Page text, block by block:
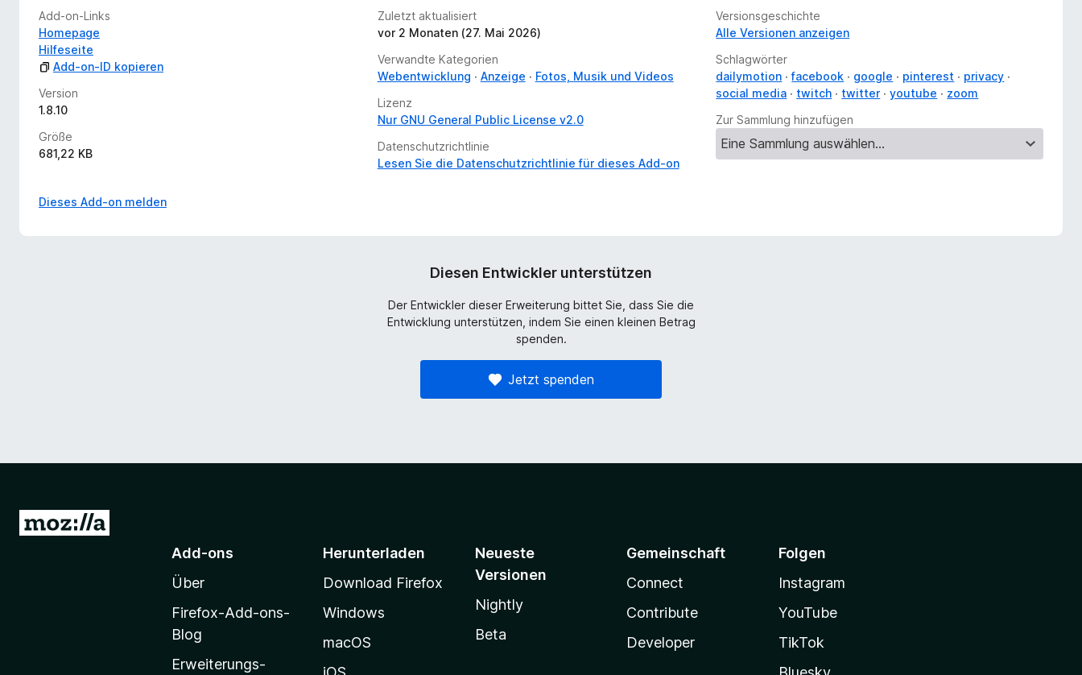
Add-on-Links
Homepage
Hilfeseite
Add-on-ID kopieren
Version
1.8.10
Größe
681,22 KB
Zuletzt aktualisiert
vor 2 Monaten (27. Mai 2026)
Verwandte Kategorien
Webentwicklung
Anzeige
Fotos, Musik und Videos
Lizenz
Nur GNU General Public License v2.0
Datenschutzrichtlinie
Lesen Sie die Datenschutzrichtlinie für dieses Add-on
Versionsgeschichte
Alle Versionen anzeigen
Schlagwörter
dailymotion
facebook google pinterest
privacy
social media
twitch twitter youtube
zoom
Zur Sammlung hinzufügen
Dieses Add-on melden
Diesen Entwickler unterstützen
Der Entwickler dieser Erweiterung bittet Sie, dass Sie die
Entwicklung unterstützen, indem Sie einen kleinen Betrag
spenden.
Jetzt spenden
Z
Add-ons
Über
Firefox-Add-ons-
Blog
Erweiterungs-
Herunterladen
Download Firefox
Windows
macOS
Neueste
Versionen
Nightly
Beta
Gemeinschaft
Connect
Contribute
Developer
Folgen
Instagram
YouTube
TikTok